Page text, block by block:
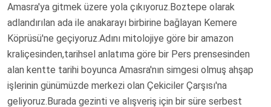
Amasra'ya gitmek üzere yola çıkıyoruz.Boztepe olarak
adlandırılan ada ile anakarayı birbirine bağlayan Kemere
Köprüsü'ne geçiyoruz.Adını mitolojiye göre bir amazon
kraliçesinden,tarihsel anlatıma göre bir Pers prensesinden
alan kentte tarihi boyunca Amasra'nın simgesi olmuş ahşap
işlerinin günümüzde merkezi olan Çekiciler Çarşısı'na
geliyoruz.Burada gezinti ve alışveriş için bir süre serbest